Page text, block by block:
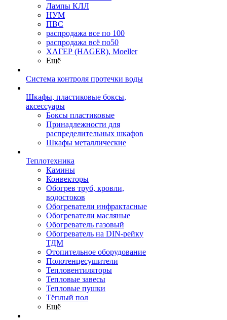
Лампы КЛЛ
НУМ
ПВС
распродажа все по 100
распродажа всё по50
ХАГЕР (HAGER), Moeller
Ещё
Система контроля протечки воды
Шкафы, пластиковые боксы,
аксессуары
Боксы пластиковые
Принадлежности для
распределительных шкафов
Шкафы металлические
Теплотехника
Камины
Конвекторы
Обогрев труб, кровли,
водостоков
Обогреватели инфрактасные
Обогреватели масляные
Обогреватель газовый
Обогреватель на DIN-рейку
ТДМ
Отопительное оборудование
Полотенцесушители
Тепловентиляторы
Тепловые завесы
Тепловые пушки
Тёплый пол
Ещё